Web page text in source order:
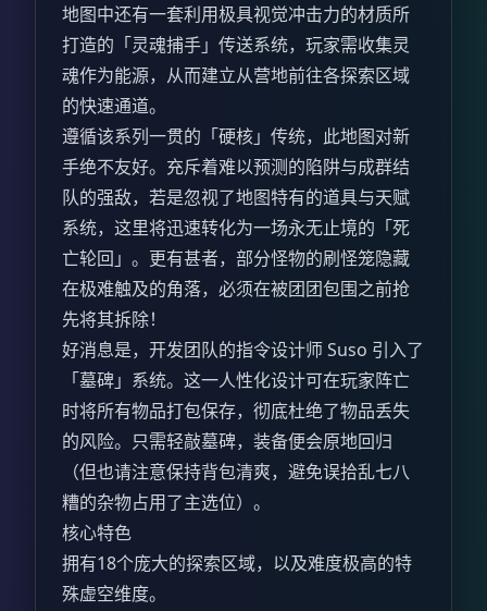
地图中还有一套利用极具视觉冲击力的材质所
打造的「灵魂捕手」传送系统，玩家需收集灵
魂作为能源，从而建立从营地前往各探索区域
的快速通道。
遵循该系列一贯的「硬核」传统，此地图对新
手绝不友好。充斥着难以预测的陷阱与成群结
队的强敌，若是忽视了地图特有的道具与天赋
系统，这里将迅速转化为一场永无止境的「死
亡轮回」。更有甚者，部分怪物的刷怪笼隐藏
在极难触及的角落，必须在被团团包围之前抢
先将其拆除！
好消息是，开发团队的指令设计师 Suso 引入了
「墓碑」系统。这一人性化设计可在玩家阵亡
时将所有物品打包保存，彻底杜绝了物品丢失
的风险。只需轻敲墓碑，装备便会原地回归
（但也请注意保持背包清爽，避免误拾乱七八
糟的杂物占用了主选位）。
核心特色
拥有18个庞大的探索区域，以及难度极高的特
殊虚空维度。